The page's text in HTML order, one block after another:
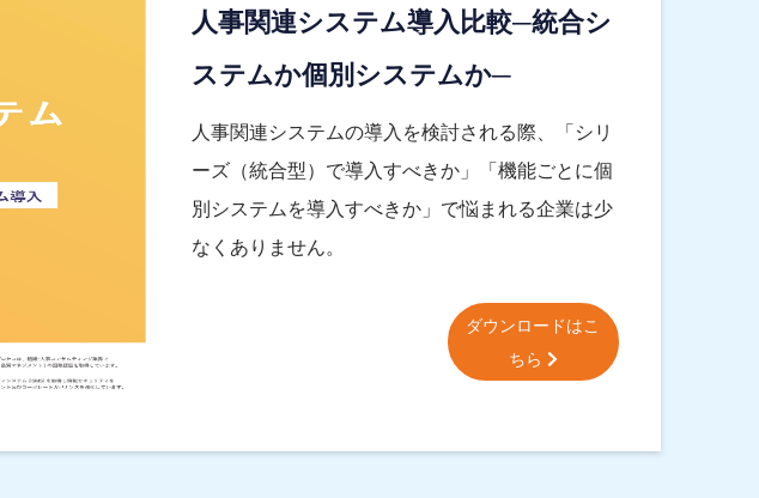
人事関連システム導入比較─統合シ
ステムか個別システムか─
人事関連システムの導入を検討される際、「シリ
ーズ（統合型）で導入すべきか」「機能ごとに個
別システムを導入すべきか」で悩まれる企業は少
なくありません。
ダウンロードはこ
ちら